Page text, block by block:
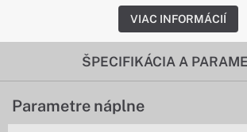
VIAC INFORMÁCIÍ
ŠPECIFIKÁCIA A
Parametre náplne